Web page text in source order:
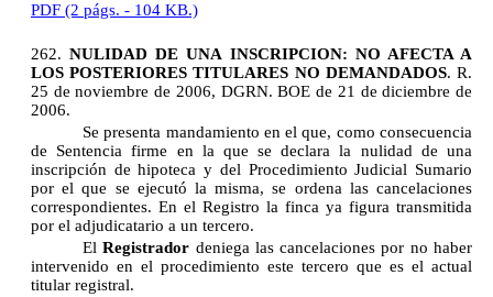
PDF (2 págs. - 104 KB.)
262.NULIDAD DE UNA INSCRIPCION: NO AFECTA A
LOS POSTERIORES TITULARES NO DEMANDADOS. R.
25 de noviembre de 2006, DGRN. BOE de 21 de diciembre de
2006.
Se presenta mandamiento en el que, como consecuencia
de Sentencia firme en la que se declara la nulidad de una
inscripción de hipoteca y del Procedimiento Judicial Sumario
por el que se ejecutó la misma, se ordena las cancelaciones
correspondientes. En el Registro la finca ya figura transmitida
por el adjudicatario a un tercero.
ElRegistrador deniega las cancelaciones por no haber
intervenido en el procedimiento este tercero que es el actual
titular registral.